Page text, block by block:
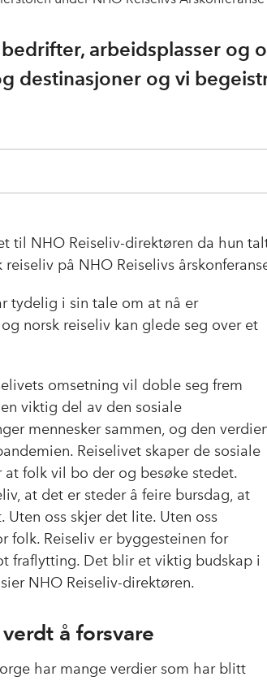
arbeidsplasser og
destinasjoner og vi
til NHO Reiseliv-direktøren da hun
reiseliv på NHO Reiselivs
tydelig i sin tale om at nå er
norsk reiseliv kan glede seg over et
omsetning vil doble seg frem
viktig del av den sosiale
mennesker sammen, og den
Reiselivet skaper de sosiale
at folk vil bo der og besøke stedet.
at det er steder å feire bursdag, at
Uten oss skjer det lite. Uten oss
folk. Reiseliv er byggesteinen for
fraflytting. Det blir et viktig budskap i
NHO Reiseliv-direktøren.
å forsvare
har mange verdier som har blitt